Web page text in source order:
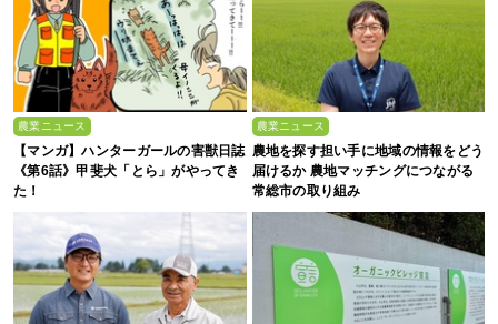
農業ニュース
【マンガ】ハンターガールの害獣日誌
《第6話》甲斐犬「とら」がやってき
た！
農業ニュース
農地を探す担い手に地域の情報をどう
届けるか 農地マッチングにつながる
常総市の取り組み